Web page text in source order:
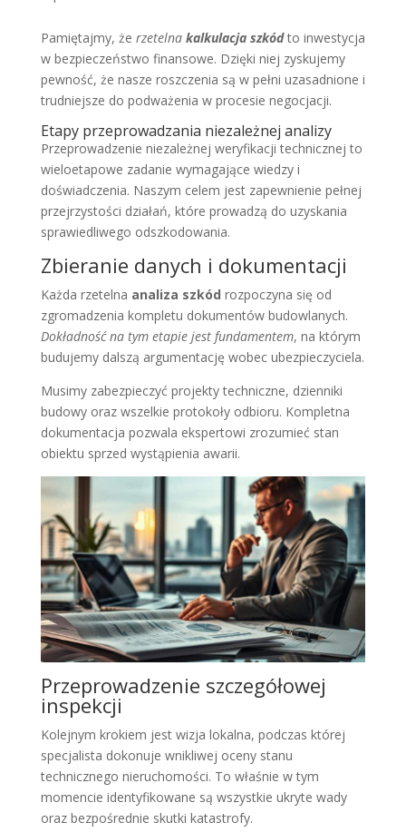
Pamiętajmy, że rzetelna kalkulacja szkódto inwestycja
w bezpieczeństwo finansowe. Dzięki niej zyskujemy
pewność, że nasze roszczenia są w pełni uzasadnione i
trudniejsze do podważenia w procesie negocjacji.
Etapy przeprowadzania niezależnej analizy
Przeprowadzenie niezależnej weryfikacji technicznej to
wieloetapowe zadanie wymagające wiedzy i
doświadczenia. Naszym celem jest zapewnienie pełnej
przejrzystości działań, które prowadzą do uzyskania
sprawiedliwego odszkodowania.
Zbieranie danych i dokumentacji
Każda rzetelna analiza szkód rozpoczyna się od
zgromadzenia kompletu dokumentów budowlanych.
Dokładność na tym etapie jest fundamentem, na którym
budujemy dalszą argumentację wobec ubezpieczyciela.
Musimy zabezpieczyć projekty techniczne, dzienniki
budowy oraz wszelkie protokoły odbioru. Kompletna
dokumentacja pozwala ekspertowi zrozumieć stan
obiektu sprzed wystąpienia awarii.
Przeprowadzenie szczegółowej
inspekcji
Kolejnym krokiem jest wizja lokalna, podczas której
specjalista dokonuje wnikliwej oceny stanu
technicznego nieruchomości. To właśnie w tym
momencie identyfikowane są wszystkie ukryte wady
oraz bezpośrednie skutki katastrofy.